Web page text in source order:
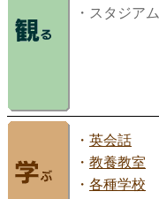
・スタジアム
・ 英会話
・ 教養教室
・ 各種学校